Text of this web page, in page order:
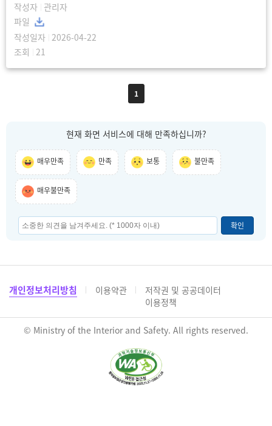
관리자
2026-04-22
21
1
현재 화면 서비스에 대해 만족하십니까?
매우만족 만족 보통 불만족
매우불만족
확인
개인정보처리방침 이용약관
저작권 및 공공데이터
이용정책
© Ministry of the Interior and Safety. All rights reserved.